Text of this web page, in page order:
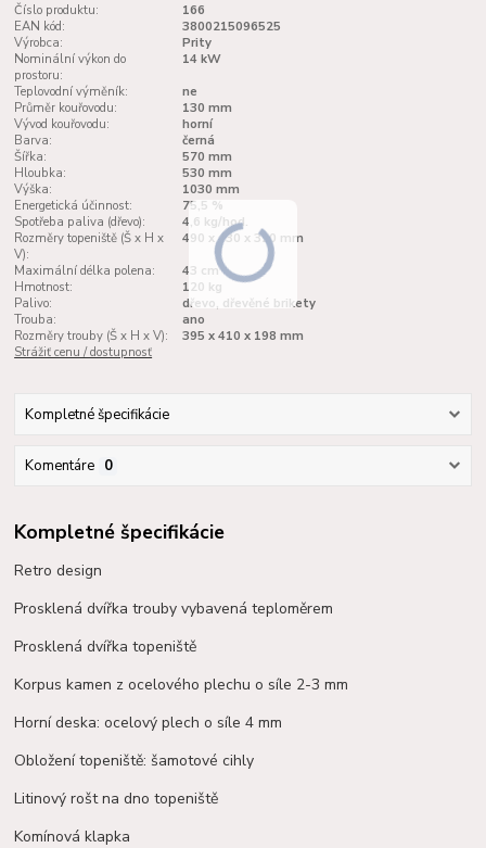
Číslo produktu:
166
EAN kód:
3800215096525
Výrobca:
Prity
Nominální výkon do
prostoru:
14 kW
Teplovodní výměník:
ne
Průměr kouřovodu:
130 mm
Vývod kouřovodu:
horní
Barva:
černá
Šířka:
570 mm
Hloubka:
530 mm
Výška:
1030 mm
Energetická účinnost:
75,5 %
Spotřeba paliva (dřevo):
4,6 kg/hod.
Rozměry topeniště (Š x H x
V):
490 x 430 x 320 mm
Maximální délka polena:
43 cm
Hmotnost:
120 kg
Palivo:
dřevo, dřevěné brikety
Trouba:
ano
Rozměry trouby (Š x H x V):
395 x 410 x 198 mm
Strážiť cenu / dostupnosť
Kompletné špecifikácie
Komentáre 0
Kompletné špecifikácie
Retro design
Prosklená dvířka trouby vybavená teploměrem
Prosklená dvířka topeniště
Korpus kamen z ocelového plechu o síle 2-3 mm
Horní deska: ocelový plech o síle 4 mm
Obložení topeniště: šamotové cihly
Litinový rošt na dno topeniště
Komínová klapka